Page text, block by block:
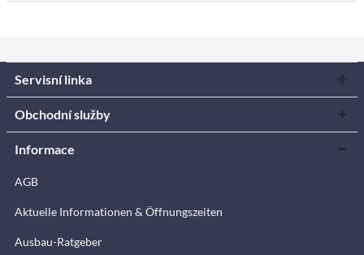
Servisní linka
Obchodní služby
Informace
AGB
Aktuelle Informationen & Öffnungszeiten
Ausbau-Ratgeber